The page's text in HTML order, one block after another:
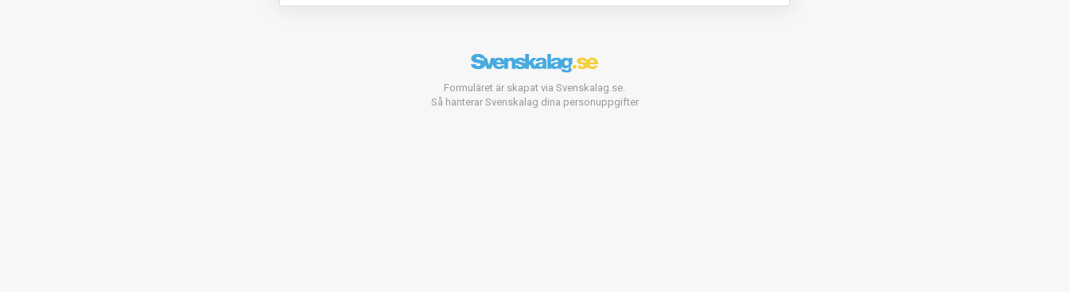
Formuläret är skapat via Svenskalag.se.
Så hanterar Svenskalag dina personuppgifter